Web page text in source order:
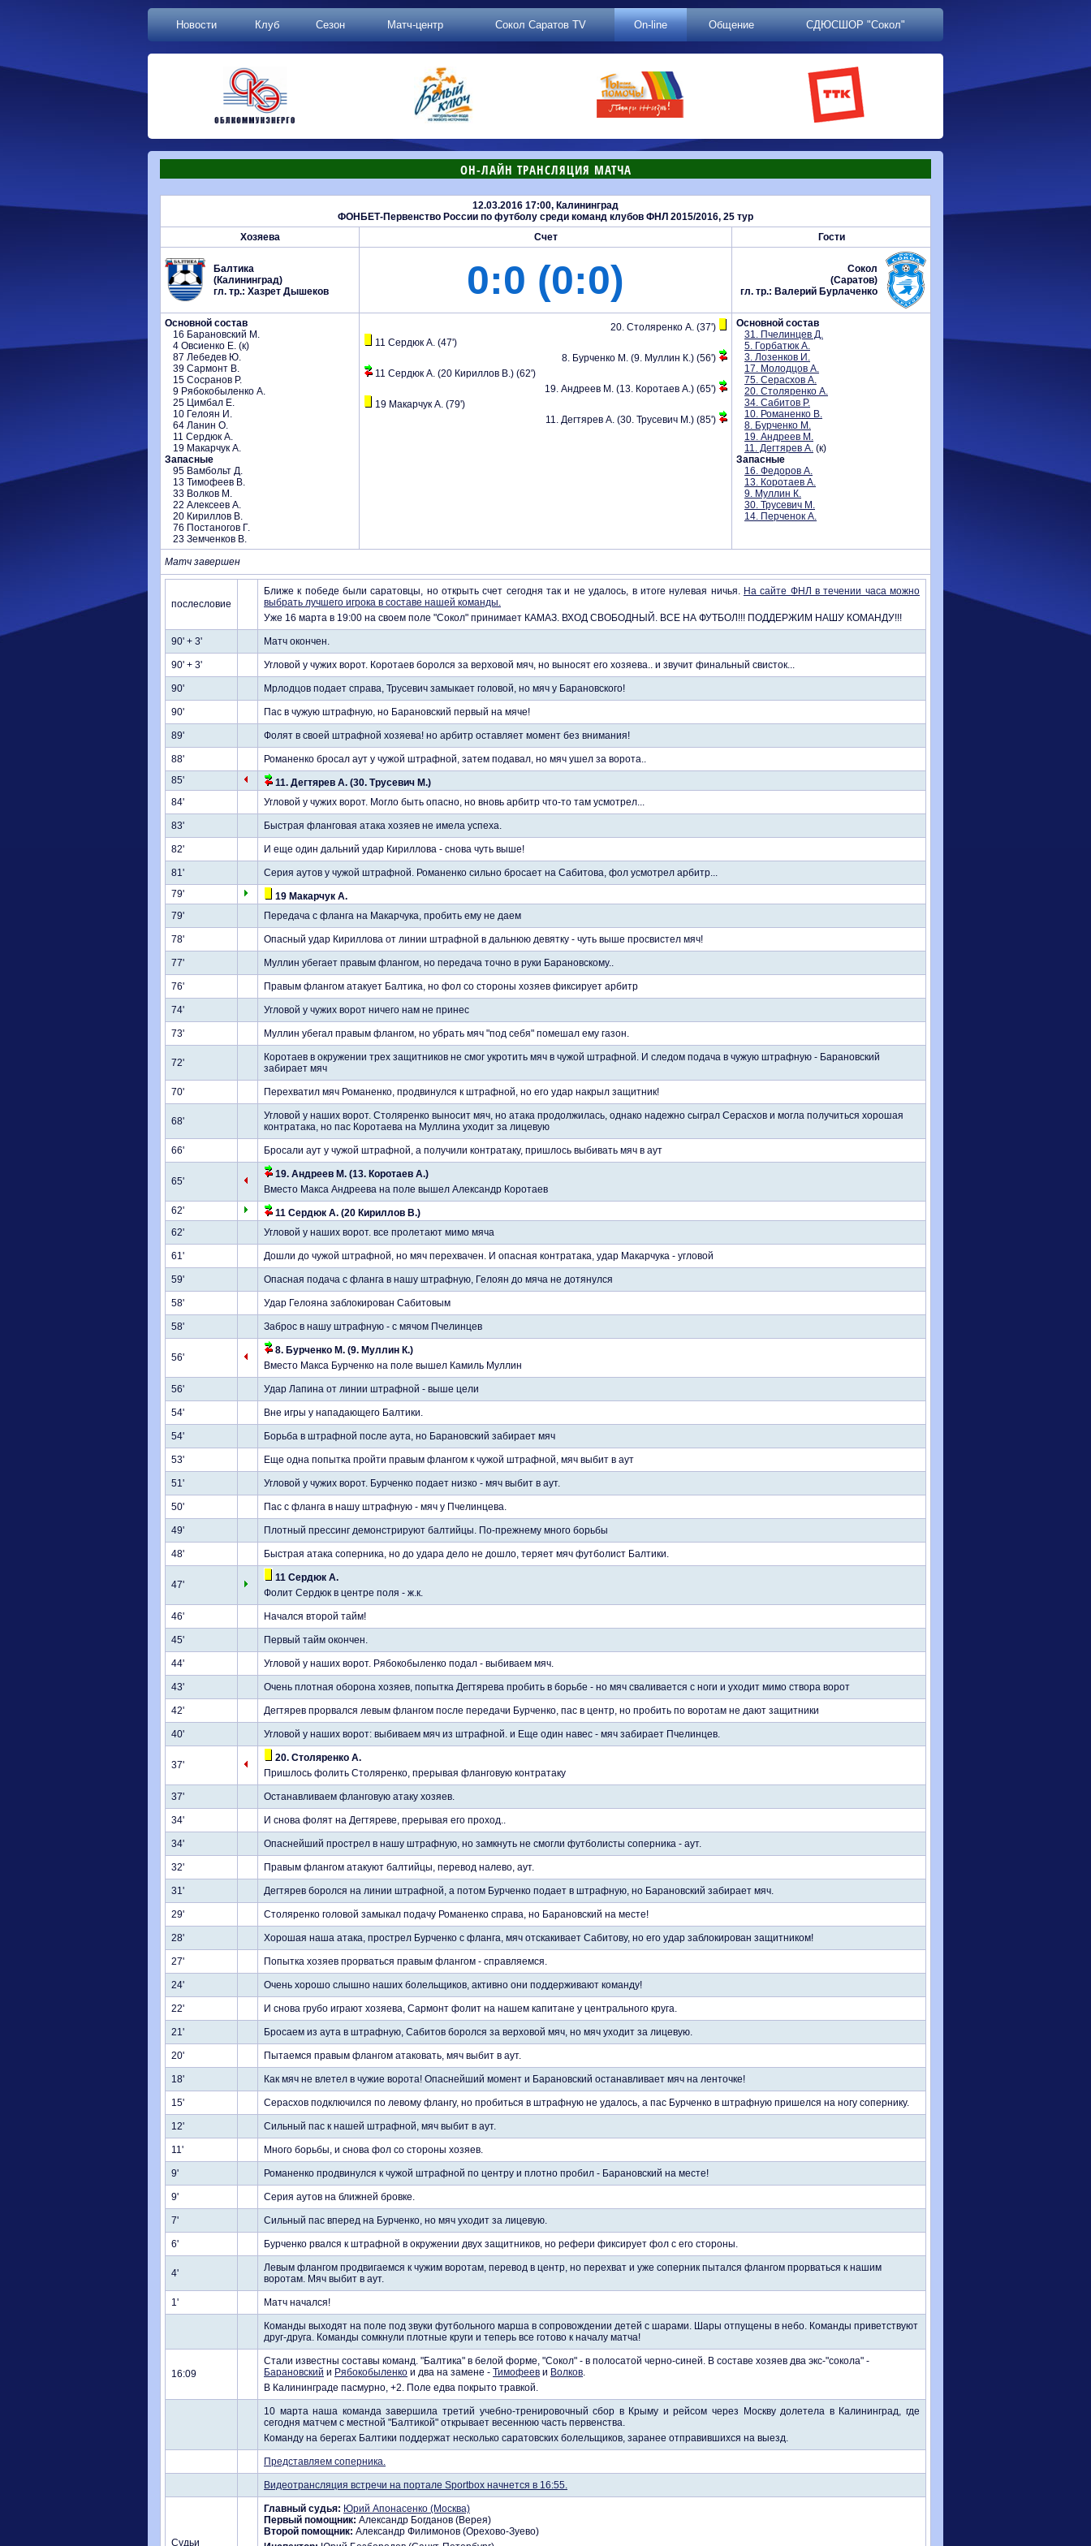
Новости Клуб Сезон Матч-центр Сокол Саратов TV On-line Общение СДЮСШОР "Сокол"
ОН-ЛАЙН ТРАНСЛЯЦИЯ МАТЧА
12.03.2016 17:00, Калининград
ФОНБЕТ-Первенство России по футболу среди команд клубов ФНЛ 2015/2016, 25 тур
Хозяева
Счет Гости
Балтика
(Калининград)
гл. тр.: Хазрет Дышеков
0:0 (0:0)
Сокол
(Саратов)
гл. тр.: Валерий Бурлаченко
Основной состав
16 Барановский М.
4 Овсиенко Е. (к)
87 Лебедев Ю.
39 Сармонт В.
15 Сосранов Р.
9 Рябокобыленко А.
25 Цимбал Е.
10 Гелоян И.
64 Ланин О.
11 Сердюк А.
19 Макарчук А.
Запасные
95 Вамбольт Д.
13 Тимофеев В.
33 Волков М.
22 Алексеев А.
20 Кириллов В.
76 Постаногов Г.
23 Земченков В.
20. Столяренко А. (37')
11 Сердюк А. (47')
8. Бурченко М. (9. Муллин К.) (56')
11 Сердюк А. (20 Кириллов В.) (62')
19. Андреев М. (13. Коротаев А.) (65')
19 Макарчук А. (79')
11. Дегтярев А. (30. Трусевич М.) (85')
Основной состав
31. Пчелинцев Д.
5. Горбатюк А.
3. Лозенков И.
17. Молодцов А.
75. Серасхов А.
20. Столяренко А.
34. Сабитов Р.
10. Романенко В.
8. Бурченко М.
19. Андреев М.
11. Дегтярев А. (к)
Запасные
16. Федоров А.
13. Коротаев А.
9. Муллин К.
30. Трусевич М.
14. Перченок А.
Матч завершен
послесловие
Ближе к победе были саратовцы, но открыть счет сегодня так и не удалось, в итоге нулевая ничья. На сайте ФНЛ в течении часа можно
выбрать лучшего игрока в составе нашей команды.
Уже 16 марта в 19:00 на своем поле "Сокол" принимает КАМАЗ. ВХОД СВОБОДНЫЙ. ВСЕ НА ФУТБОЛ!!! ПОДДЕРЖИМ НАШУ КОМАНДУ!!!
90' + 3' Матч окончен.
90' + 3' Угловой у чужих ворот. Коротаев боролся за верховой мяч, но выносят его хозяева.. и звучит финальный свисток...
90' Мрлодцов подает справа, Трусевич замыкает головой, но мяч у Барановского!
90' Пас в чужую штрафную, но Барановский первый на мяче!
89' Фолят в своей штрафной хозяева! но арбитр оставляет момент без внимания!
88'
Романенко бросал аут у чужой штрафной, затем подавал, но мяч ушел за ворота..
85'
11. Дегтярев А. (30. Трусевич М.)
84'
Угловой у чужих ворот. Могло быть опасно, но вновь арбитр что-то там усмотрел...
83' Быстрая фланговая атака хозяев не имела успеха.
82' И еще один дальний удар Кириллова - снова чуть выше!
81'
Серия аутов у чужой штрафной. Романенко сильно бросает на Сабитова, фол усмотрел арбитр...
79'
19 Макарчук А.
79'
Передача с фланга на Макарчука, пробить ему не даем
78' Опасный удар Кириллова от линии штрафной в дальнюю девятку - чуть выше просвистел мяч!
77' Муллин убегает правым флангом, но передача точно в руки Барановскому..
76' Правым флангом атакует Балтика, но фол со стороны хозяев фиксирует арбитр
74' Угловой у чужих ворот ничего нам не принес
73' Муллин убегал правым флангом, но убрать мяч "под себя" помешал ему газон.
72'
Коротаев в окружении трех защитников не смог укротить мяч в чужой штрафной. И следом подача в чужую штрафную - Барановский
забирает мяч
70' Перехватил мяч Романенко, продвинулся к штрафной, но его удар накрыл защитник!
68'
Угловой у наших ворот. Столяренко выносит мяч, но атака продолжилась, однако надежно сыграл Серасхов и могла получиться хорошая
контратака, но пас Коротаева на Муллина уходит за лицевую
66' Бросали аут у чужой штрафной, а получили контратаку, пришлось выбивать мяч в аут
65'
19. Андреев М. (13. Коротаев А.)
Вместо Макса Андреева на поле вышел Александр Коротаев
62'
11 Сердюк А. (20 Кириллов В.)
62'
Угловой у наших ворот. все пролетают мимо мяча
61' Дошли до чужой штрафной, но мяч перехвачен. И опасная контратака, удар Макарчука - угловой
59' Опасная подача с фланга в нашу штрафную, Гелоян до мяча не дотянулся
58' Удар Гелояна заблокирован Сабитовым
58' Заброс в нашу штрафную - с мячом Пчелинцев
56'
8. Бурченко М. (9. Муллин К.)
Вместо Макса Бурченко на поле вышел Камиль Муллин
56' Удар Лапина от линии штрафной - выше цели
54' Вне игры у нападающего Балтики.
54' Борьба в штрафной после аута, но Барановский забирает мяч
53' Еще одна попытка пройти правым флангом к чужой штрафной, мяч выбит в аут
51' Угловой у чужих ворот. Бурченко подает низко - мяч выбит в аут.
50' Пас с фланга в нашу штрафную - мяч у Пчелинцева.
49' Плотный прессинг демонстрируют балтийцы. По-прежнему много борьбы
48' Быстрая атака соперника, но до удара дело не дошло, теряет мяч футболист Балтики.
47'
11 Сердюк А.
Фолит Сердюк в центре поля - ж.к.
46' Начался второй тайм!
45' Первый тайм окончен.
44' Угловой у наших ворот. Рябокобыленко подал - выбиваем мяч.
43' Очень плотная оборона хозяев, попытка Дегтярева пробить в борьбе - но мяч сваливается с ноги и уходит мимо створа ворот
42' Дегтярев прорвался левым флангом после передачи Бурченко, пас в центр, но пробить по воротам не дают защитники
40' Угловой у наших ворот: выбиваем мяч из штрафной. и Еще один навес - мяч забирает Пчелинцев.
37'
20. Столяренко А.
Пришлось фолить Столяренко, прерывая фланговую контратаку
37' Останавливаем фланговую атаку хозяев.
34' И снова фолят на Дегтяреве, прерывая его проход..
34' Опаснейший прострел в нашу штрафную, но замкнуть не смогли футболисты соперника - аут.
32' Правым флангом атакуют балтийцы, перевод налево, аут.
31' Дегтярев боролся на линии штрафной, а потом Бурченко подает в штрафную, но Барановский забирает мяч.
29' Столяренко головой замыкал подачу Романенко справа, но Барановский на месте!
28' Хорошая наша атака, прострел Бурченко с фланга, мяч отскакивает Сабитову, но его удар заблокирован защитником!
27' Попытка хозяев прорваться правым флангом - справляемся.
24' Очень хорошо слышно наших болельщиков, активно они поддерживают команду!
22' И снова грубо играют хозяева, Сармонт фолит на нашем капитане у центрального круга.
21' Бросаем из аута в штрафную, Сабитов боролся за верховой мяч, но мяч уходит за лицевую.
20' Пытаемся правым флангом атаковать, мяч выбит в аут.
18' Как мяч не влетел в чужие ворота! Опаснейший момент и Барановский останавливает мяч на ленточке!
15' Серасхов подключился по левому флангу, но пробиться в штрафную не удалось, а пас Бурченко в штрафную пришелся на ногу сопернику.
12' Сильный пас к нашей штрафной, мяч выбит в аут.
11' Много борьбы, и снова фол со стороны хозяев.
9' Романенко продвинулся к чужой штрафной по центру и плотно пробил - Барановский на месте!
9' Серия аутов на ближней бровке.
7' Сильный пас вперед на Бурченко, но мяч уходит за лицевую.
6' Бурченко рвался к штрафной в окружении двух защитников, но рефери фиксирует фол с его стороны.
4'
Левым флангом продвигаемся к чужим воротам, перевод в центр, но перехват и уже соперник пытался флангом прорваться к нашим
воротам. Мяч выбит в аут.
1' Матч начался!
Команды выходят на поле под звуки футбольного марша в сопровождении детей с шарами. Шары отпущены в небо. Команды приветствуют
друг-друга. Команды сомкнули плотные круги и теперь все готово к началу матча!
16:09
Стали известны составы команд. "Балтика" в белой форме, "Сокол" - в полосатой черно-синей. В составе хозяев два экс-"сокола" -
Барановский и Рябокобыленко и два на замене - Тимофеев и Волков.
В Калининграде пасмурно, +2. Поле едва покрыто травкой.
10 марта наша команда завершила третий учебно-тренировочный сбор в Крыму и рейсом через Москву долетела в Калининград, где
сегодня матчем с местной "Балтикой" открывает весеннюю часть первенства.
Команду на берегах Балтики поддержат несколько саратовских болельщиков, заранее отправившихся на выезд.
Представляем соперника.
Видеотрансляция встречи на портале Sportbox начнется в 16:55.
Судьи
Главный судья: Юрий Апонасенко (Москва)
Первый помощник: Александр Богданов (Верея)
Второй помощник: Александр Филимонов (Орехово-Зуево)